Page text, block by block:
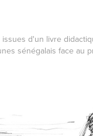
d'un livre
sénégalais face au